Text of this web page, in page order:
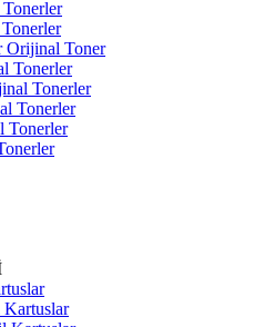
Orijinal Toner
Tonerler
Tonerler
Tonerler
Tonerler